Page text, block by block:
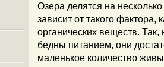
Озера делятся на
зависит от такого
органических веществ.
бедны питанием, они
маленькое количество